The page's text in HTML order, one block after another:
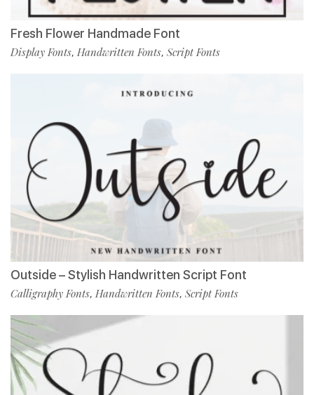
Fresh Flower Handmade Font
Display Fonts, Handwritten Fonts, Script Fonts
Outside – Stylish Handwritten Script Font
Calligraphy Fonts, Handwritten Fonts, Script Fonts